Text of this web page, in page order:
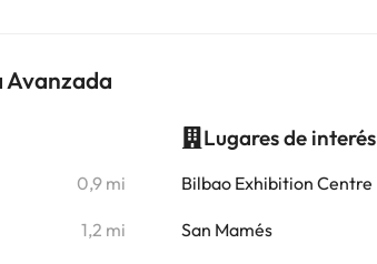
Avanzada
0,9 mi
1,2 mi
Lugares de interés
Bilbao Exhibition Centre
San Mamés